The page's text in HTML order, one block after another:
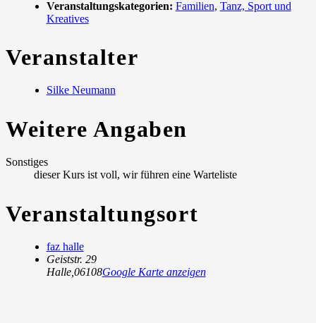
Veranstaltungskategorien: Familien, Tanz, Sport und
Kreatives
Veranstalter
Silke Neumann
Weitere Angaben
Sonstiges
dieser Kurs ist voll, wir führen eine Warteliste
Veranstaltungsort
faz halle
Geiststr. 29
Halle, 06108Google Karte anzeigen